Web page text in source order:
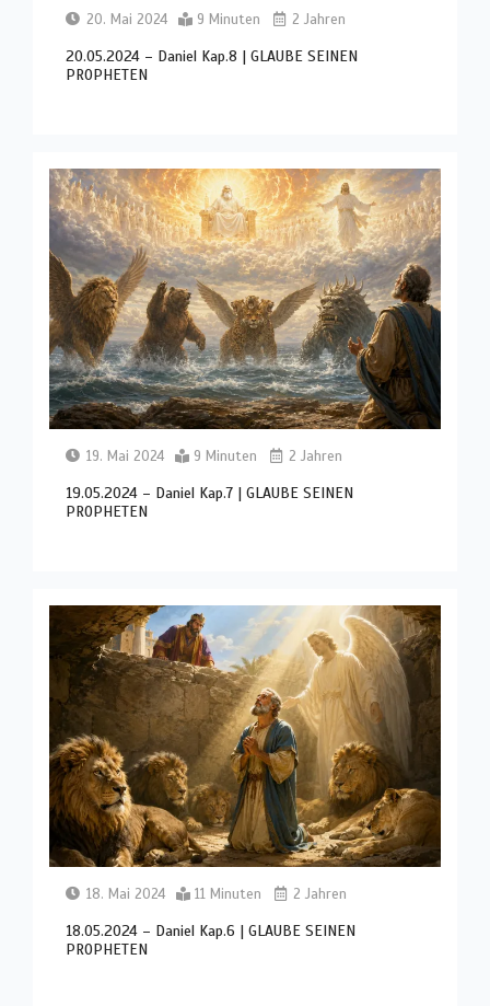
20. Mai 2024 9 Minuten 2 Jahren
20.05.2024 – Daniel Kap.8 | GLAUBE SEINEN
PROPHETEN
19. Mai 2024 9 Minuten 2 Jahren
19.05.2024 – Daniel Kap.7 | GLAUBE SEINEN
PROPHETEN
18. Mai 2024 11 Minuten 2 Jahren
18.05.2024 – Daniel Kap.6 | GLAUBE SEINEN
PROPHETEN